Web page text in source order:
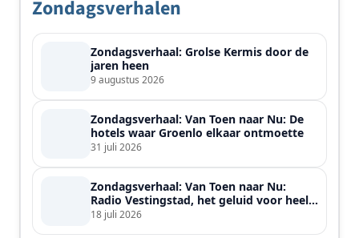
Zondagsverhalen
Zondagsverhaal: Grolse Kermis door de
jaren heen
9 augustus 2026
Zondagsverhaal: Van Toen naar Nu: De
hotels waar Groenlo elkaar ontmoette
31 juli 2026
Zondagsverhaal: Van Toen naar Nu:
Radio Vestingstad, het geluid voor heel
de streek
18 juli 2026